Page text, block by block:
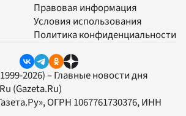
Правовая информация
Условия использования
Политика конфиденциальности
2026) – Главные новости дня
(Gazeta.Ru)
, ОГРН 1067761730376, ИНН